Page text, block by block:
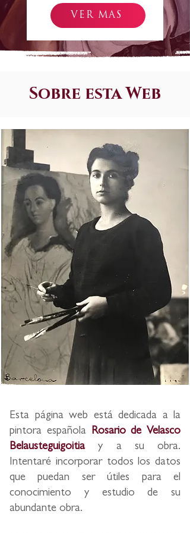
VER MÁS
Sobre esta Web
Esta página web está dedicada a la
pintora española Rosario de Velasco
Belausteguigoitiay a su obra.
Intentaré incorporar todos los datos
que puedan ser útiles para el
conocimiento y estudio de su
abundante obra.